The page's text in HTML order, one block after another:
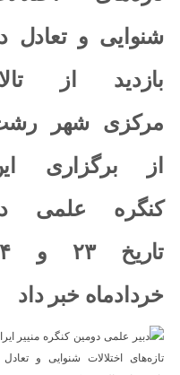
شنوایی و تعادل
بازدید از
مرکزی شهر
از برگزاری
کنگره علمی
خردادماه خبر داد